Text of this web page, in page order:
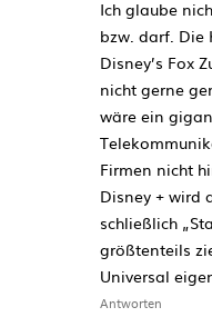
Ich glaube
bzw. darf. Die
Disney’s Fox
nicht gerne
wäre ein
Firmen nicht
Disney + wird
schließlich
größtenteils
Universal
Antworten